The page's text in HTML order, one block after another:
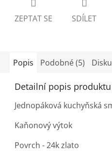
ZEPTAT SE SDÍLET
Popis Podobné (5)
Detailní popis produktu
Jednopáková kuchyňská
Kaňonový výtok
Povrch - 24k zlato